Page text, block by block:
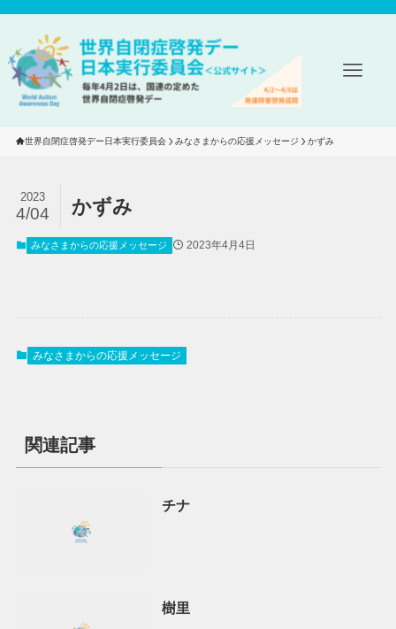
世界自閉症啓発デー日本実行委員会 みなさまからの応援メッセージ かずみ
かずみ
2023
4/04
みなさまからの応援メッセージ 2023年4月4日
みなさまからの応援メッセージ
関連記事
チナ
樹里